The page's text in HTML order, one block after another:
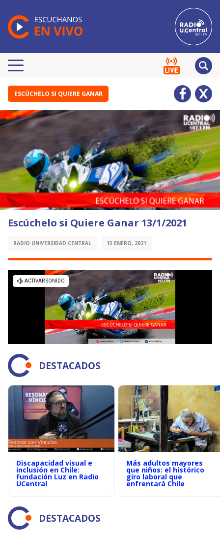
ESCÚCHELO SI QUIERE GANAR
Escúchelo si Quiere Ganar 13/1/2021
RADIO UNIVERSIDAD CENTRAL 13 ENERO, 2021
DESTACADOS
Discapacidad visual e
inclusión en Chile:
Fundación Luz en Radio
UCentral
Más adultos mayores
que niños: el histórico
giro laboral que
enfrentará Chile
DESTACADOS